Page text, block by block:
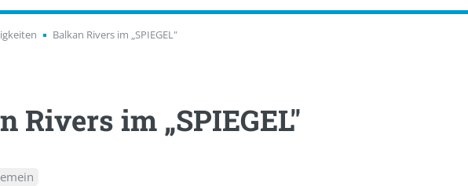
Balkan Rivers im „SPIEGEL"
Rivers im „SPIEGEL"